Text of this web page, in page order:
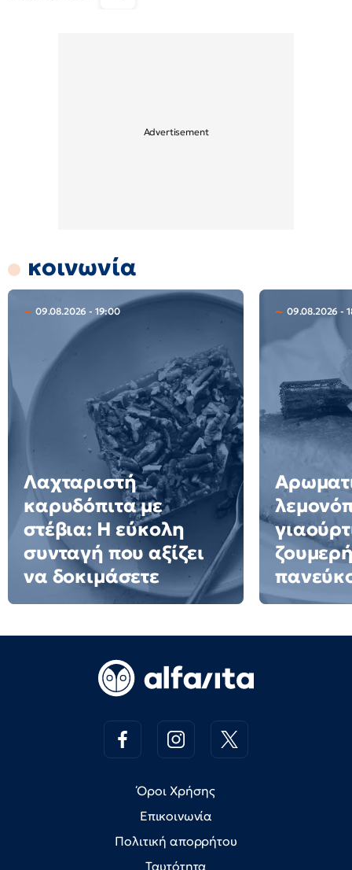
κοινωνία
09.08.2026 - 19:00
Λαχταριστή
καρυδόπιτα με
στέβια: Η εύκολη
συνταγή που αξίζει
να δοκιμάσετε
09.08.2026 -
Όροι Χρήσης
Επικοινωνία
Πολιτική απορρήτου
Ταυτότητα